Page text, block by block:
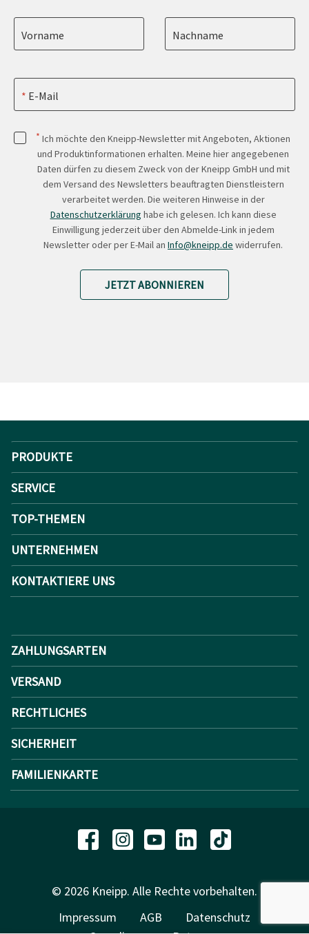
Vorname Nachname
E-Mail
* Ich möchte den Kneipp-Newsletter mit Angeboten, Aktionen
und Produktinformationen erhalten. Meine hier angegebenen
Daten dürfen zu diesem Zweck von der Kneipp GmbH und mit
dem Versand des Newsletters beauftragten Dienstleistern
verarbeitet werden. Die weiteren Hinweise in der
Datenschutzerklärung habe ich gelesen. Ich kann diese
Einwilligung jederzeit über den Abmelde-Link in jedem
Newsletter oder per E-Mail an Info@kneipp.de widerrufen.
JETZT ABONNIEREN
PRODUKTE
SERVICE
TOP-THEMEN
UNTERNEHMEN
KONTAKTIERE UNS
ZAHLUNGSARTEN
VERSAND
RECHTLICHES
SICHERHEIT
FAMILIENKARTE
© 2026 Kneipp. Alle Rechte vorbehalten.
Impressum
AGB
Datenschutz